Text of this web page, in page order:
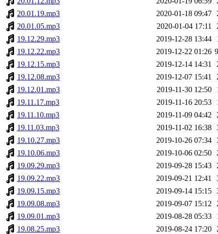
20.01.19.mp3
2020-01-18 09:47
20.01.05.mp3
2020-01-04 17:11
19.12.29.mp3
2019-12-28 13:44
19.12.22.mp3
2019-12-22 01:26
19.12.15.mp3
2019-12-14 14:31
19.12.08.mp3
2019-12-07 15:41
19.12.01.mp3
2019-11-30 12:50
19.11.17.mp3
2019-11-16 20:53
19.11.10.mp3
2019-11-09 04:42
19.11.03.mp3
2019-11-02 16:38
19.10.27.mp3
2019-10-26 07:34
19.10.06.mp3
2019-10-06 02:50
19.09.29.mp3
2019-09-28 15:43
19.09.22.mp3
2019-09-21 12:41
19.09.15.mp3
2019-09-14 15:15
19.09.08.mp3
2019-09-07 15:12
19.09.01.mp3
2019-08-28 05:33
19.08.25.mp3
2019-08-24 17:20